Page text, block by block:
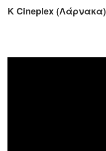
K Cineplex (Λάρνακα)